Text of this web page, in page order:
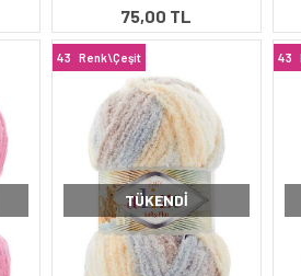
75,00 TL
43 Renk\Çeşit
TÜKENDI
43